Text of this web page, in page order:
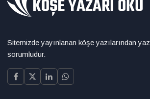
Sitemizde yayınlanan köşe yazılarından
sorumludur.